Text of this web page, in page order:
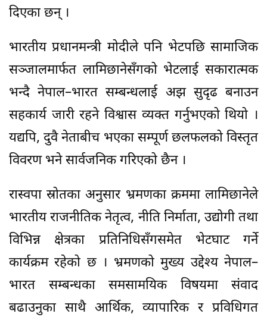
दिएका छन् ।
भारतीय प्रधानमन्त्री मोदीले पनि भेटपछि सामाजिक
सञ्जालमार्फत लामिछानेसँगको भेटलाई सकारात्मक
भन्दै नेपाल–भारत सम्बन्धलाई अझ सुदृढ बनाउन
सहकार्य जारी रहने विश्वास व्यक्त गर्नुभएको थियो ।
यद्यपि, दुवै नेताबीच भएका सम्पूर्ण छलफलको विस्तृत
विवरण भने सार्वजनिक गरिएको छैन ।
रास्वपा स्रोतका अनुसार भ्रमणका क्रममा लामिछानेले
भारतीय राजनीतिक नेतृत्व, नीति निर्माता, उद्योगी तथा
विभिन्न क्षेत्रका प्रतिनिधिसँगसमेत भेटघाट गर्ने
कार्यक्रम रहेको छ । भ्रमणको मुख्य उद्देश्य नेपाल–
भारत सम्बन्धका समसामयिक विषयमा संवाद
बढाउनुका साथै आर्थिक, व्यापारिक र प्रविधिगत